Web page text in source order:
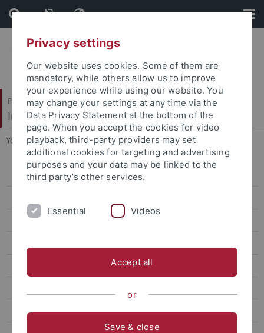
Skip
to
content
Skip
to
footer
Philosophische Fakultät
Institut für Medienwissenschaft
You are here: Startseite ... Praktikum
B.A. Medienwissenschaft (ab 2019)
Profil „Medien und öffentliche Kommunikation“
FAQ: Informationen zum Studium
Bewerbungsverfahren
Privacy settings
Our website uses cookies. Some of them are
mandatory, while others allow us to improve
your experience while using our website. You
may change your settings at any time via the
Data Privacy Statement at the bottom of the
page. When you accept the cookies for video
playback, third-party providers may set
additional cookies for targeting and advertising
purposes and your data may be linked to the
third party’s other services.
Essential Videos
Accept all
or
Save & close